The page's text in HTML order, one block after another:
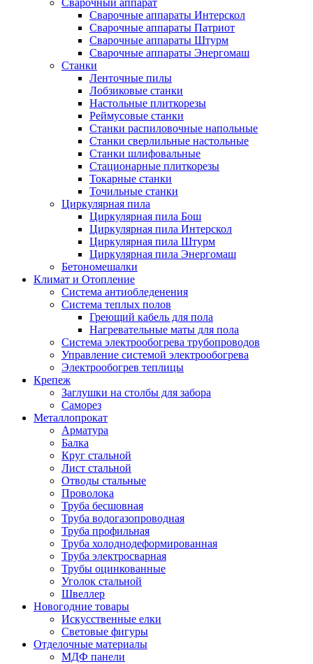
Сварочный аппарат
Сварочные аппараты Интерскол
Сварочные аппараты Патриот
Сварочные аппараты Штурм
Сварочные аппараты Энергомаш
Станки
Ленточные пилы
Лобзиковые станки
Настольные плиткорезы
Реймусовые станки
Станки распиловочные напольные
Станки сверлильные настольные
Станки шлифовальные
Стационарные плиткорезы
Токарные станки
Точильные станки
Циркулярная пила
Циркулярная пила Бош
Циркулярная пила Интерскол
Циркулярная пила Штурм
Циркулярная пила Энергомаш
Бетономешалки
Климат и Отопление
Система антиобледенения
Система теплых полов
Греющий кабель для пола
Нагревательные маты для пола
Система электрообогрева трубопроводов
Управление системой электрообогрева
Электрообогрев теплицы
Крепеж
Заглушки на столбы для забора
Саморез
Металлопрокат
Арматура
Балка
Круг стальной
Лист стальной
Отводы стальные
Проволока
Труба бесшовная
Труба водогазопроводная
Труба профильная
Труба холоднодеформированная
Труба электросварная
Трубы оцинкованные
Уголок стальной
Швеллер
Новогодние товары
Искусственные елки
Световые фигуры
Отделочные материалы
МДФ панели